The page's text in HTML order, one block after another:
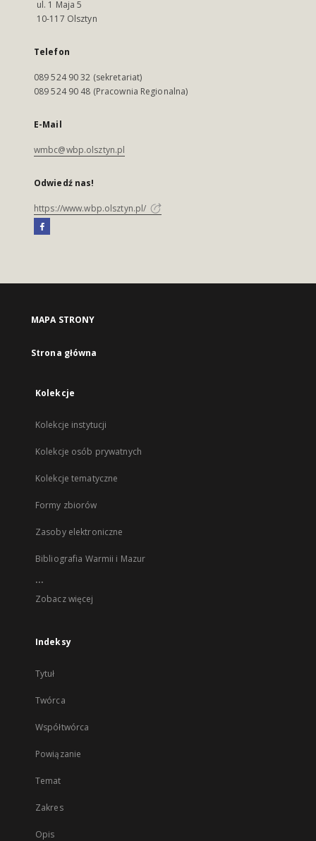
ul. 1 Maja 5
10-117 Olsztyn
Telefon
089 524 90 32 (sekretariat)
089 524 90 48 (Pracownia Regionalna)
E-Mail
wmbc@wbp.olsztyn.pl
Odwiedź nas!
https://www.wbp.olsztyn.pl/
MAPA STRONY
Strona główna
Kolekcje
Kolekcje instytucji
Kolekcje osób prywatnych
Kolekcje tematyczne
Formy zbiorów
Zasoby elektroniczne
Bibliografia Warmii i Mazur
...
Zobacz więcej
Indeksy
Tytuł
Twórca
Współtwórca
Powiązanie
Temat
Zakres
Opis